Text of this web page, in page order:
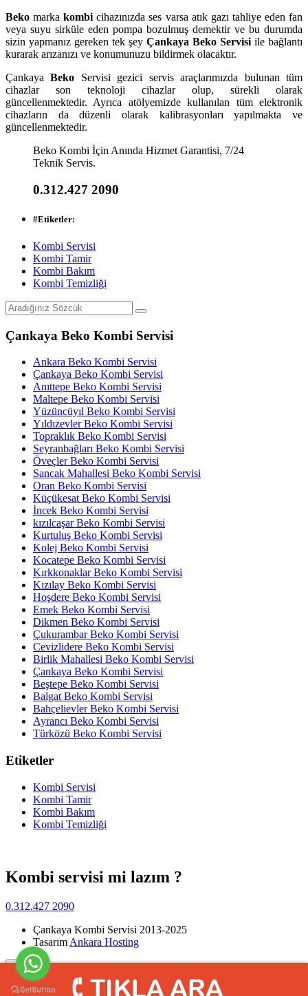
Beko markakombicihazınızda ses varsa atık gazı tahliye eden fan
veya suyu sirküle eden pompa bozulmuş demektir ve bu durumda
sizin yapmanız gereken tek şey Çankaya Beko Servisi ile bağlantı
kurarak arızanızı ve konumunuzu bildirmek olacaktır.
ÇankayaBeko Servisi gezici servis araçlarımızda bulunan tüm
cihazlar son teknoloji cihazlar olup, sürekli olarak
güncellenmektedir. Ayrıca atölyemizde kullanılan tüm elektronik
cihazların da düzenli olarak kalibrasyonları yapılmakta ve
güncellenmektedir.
Beko Kombi İçin Anında Hizmet Garantisi, 7/24
Teknik Servis.
0.312.427 2090
#Etiketler:
Kombi Servisi
Kombi Tamir
Kombi Bakım
Kombi Temizliği
Çankaya Beko Kombi Servisi
Ankara Beko Kombi Servisi
Çankaya Beko Kombi Servisi
Anıttepe Beko Kombi Servisi
Maltepe Beko Kombi Servisi
Yüzüncüyıl Beko Kombi Servisi
Yıldızevler Beko Kombi Servisi
Topraklık Beko Kombi Servisi
Seyranbağları Beko Kombi Servisi
Öveçler Beko Kombi Servisi
Sancak Mahallesi Beko Kombi Servisi
Oran Beko Kombi Servisi
Küçükesat Beko Kombi Servisi
İncek Beko Kombi Servisi
kızılcaşar Beko Kombi Servisi
Kurtuluş Beko Kombi Servisi
Kolej Beko Kombi Servisi
Kocatepe Beko Kombi Servisi
Kırkkonaklar Beko Kombi Servisi
Kızılay Beko Kombi Servisi
Hoşdere Beko Kombi Servisi
Emek Beko Kombi Servisi
Dikmen Beko Kombi Servisi
Çukurambar Beko Kombi Servisi
Cevizlidere Beko Kombi Servisi
Birlik Mahallesi Beko Kombi Servisi
Çankaya Beko Kombi Servisi
Beştepe Beko Kombi Servisi
Balgat Beko Kombi Servisi
Bahçelievler Beko Kombi Servisi
Ayrancı Beko Kombi Servisi
Türközü Beko Kombi Servisi
Etiketler
Kombi Servisi
Kombi Tamir
Kombi Bakım
Kombi Temizliği
Kombi servisi mi lazım ?
0.312.427 2090
Çankaya Kombi Servisi 2013-2025
Tasarım Ankara Hosting
Yukarı
>